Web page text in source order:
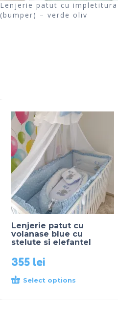
Lenjerie patut cu impletitura
(bumper) – verde oliv
Lenjerie patut cu
volanase blue cu
stelute si elefantel
355 lei
Select options